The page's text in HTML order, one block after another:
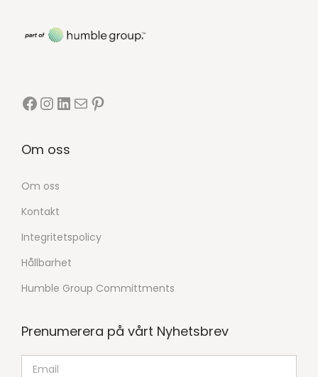
Om oss
Om oss
Kontakt
Integritetspolicy
Hållbarhet
Humble Group Committments
Prenumerera på vårt Nyhetsbrev